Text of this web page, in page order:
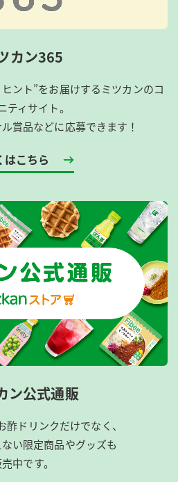
カン365
ント”をお届けするミツカンのコ
ティサイト。
賞品などに応募できます！
はこちら
ン公式通販
酢ドリンクだけでなく、
い限定商品やグッズも
中です。